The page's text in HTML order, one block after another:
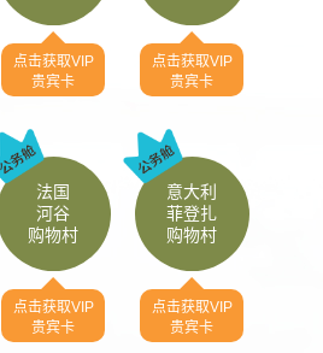
点击获取VIP
贵宾卡
点击获取VIP
贵宾卡
法国
河谷
购物村
点击获取VIP
贵宾卡
意大利
菲登扎
购物村
点击获取VIP
贵宾卡